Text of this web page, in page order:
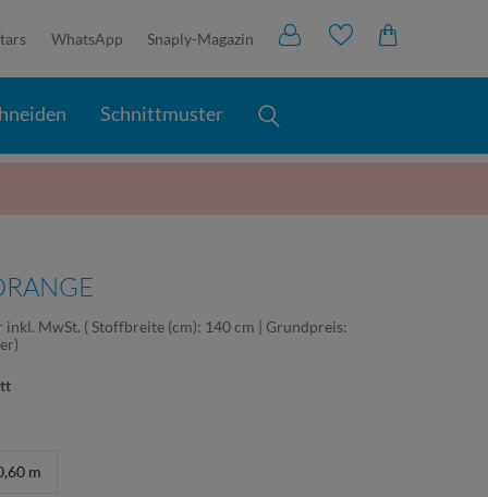
WhatsApp Snaply-Magazin
Schnittmuster
inkl. MwSt. ( Stoffbreite (cm): 140 cm | Grundpreis:
)
m